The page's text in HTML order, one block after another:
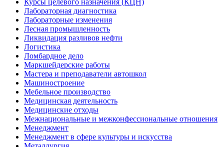
Курсы целевого назначения (КЦН)
Лабораторная диагностика
Лабораторные изменения
Лесная промышленность
Ликвидация разливов нефти
Логистика
Ломбардное дело
Маркшейдерские работы
Мастера и преподаватели автошкол
Машиностроение
Мебельное производство
Медицинская деятельность
Медицинские отходы
Межнациональные и межконфессиональные отношения
Менеджмент
Менеджмент в сфере культуры и искусства